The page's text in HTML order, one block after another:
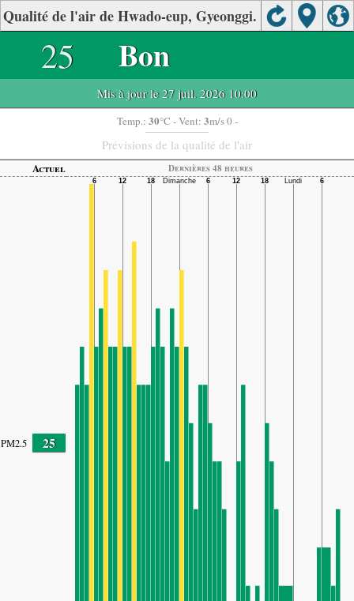
Qualité de l'air de Hwado-eup, Gyeonggi.
25 Bon
Mis à jour le 27 juil. 2026 10:00
Temp.: 30°C - Vent: 3m/s 0 -
Prévisions de la qualité de l'air
Actuel Dernières 48 heures
PM2.5 25